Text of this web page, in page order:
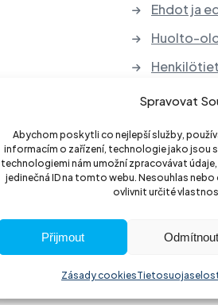
Spravovat
Abychom poskytli co nejlepší služby,
informacím o zařízení, technologie jako jsou
technologiemi nám umožní zpracovávat
jedinečná ID na tomto webu. Nesouhlas
ovlivnit určité
Přijmout Odmítnout
Zásady cookies
Ehdot ja
Huolto-